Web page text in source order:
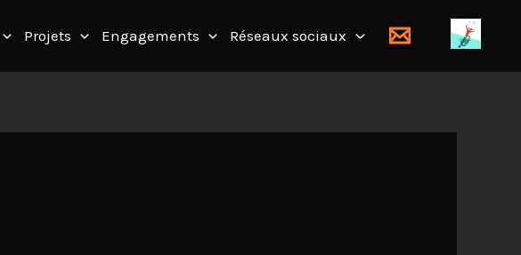
Projets Engagements Réseaux sociaux